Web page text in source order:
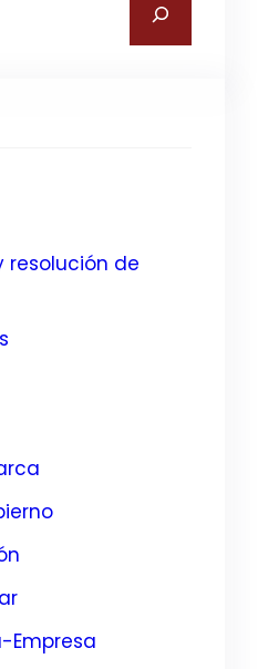
resolución de
Empresa